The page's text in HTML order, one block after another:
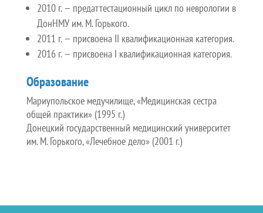
2010 г. — предаттестационный цикл по неврологии в
ДонНМУ им. М. Горького.
2011 г. — присвоена II квалификационная категория.
2016 г. — присвоена I квалификационная категория.
Образование
Мариупольское медучилище, «Медицинская сестра
общей практики» (1995 г.)
Донецкий государственный медицинский университет
им. М. Горького, «Лечебное дело» (2001 г.)